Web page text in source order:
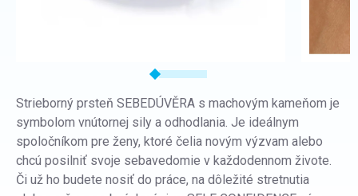
Strieborný prsteň SEBEDÚVĚRA s machovým kameňom je
symbolom vnútornej sily a odhodlania. Je ideálnym
spoločníkom pre ženy, ktoré čelia novým výzvam alebo
chcú posilniť svoje sebavedomie v každodennom živote.
Či už ho budete nosiť do práce, na dôležité stretnutia